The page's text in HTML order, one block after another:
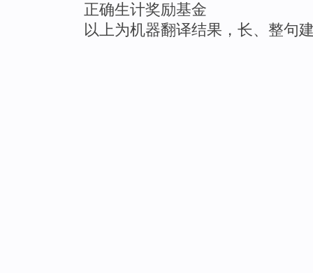
正确生计奖励基金
以上为机器翻译结果，长、整句